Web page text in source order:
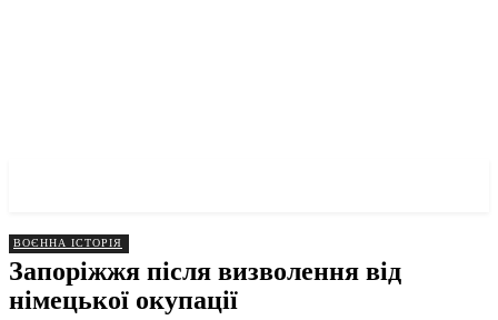
ВОЄННА ІСТОРІЯ
Запоріжжя після визволення від
німецької окупації